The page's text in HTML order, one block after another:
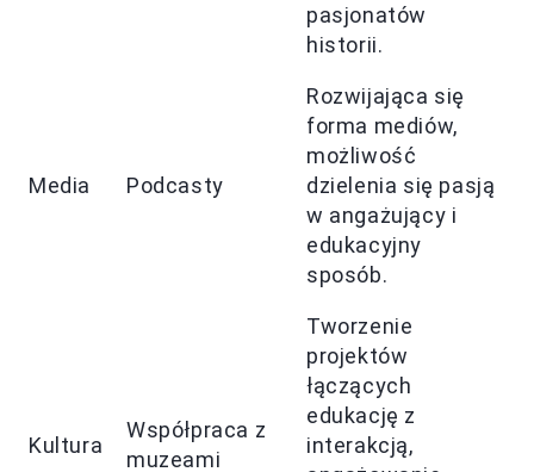
pasjonatów
historii.
Media Podcasty
Rozwijająca się
forma mediów,
możliwość
dzielenia się pasją
w angażujący i
edukacyjny
sposób.
Kultura
Współpraca z
muzeami
Tworzenie
projektów
łączących
edukację z
interakcją,